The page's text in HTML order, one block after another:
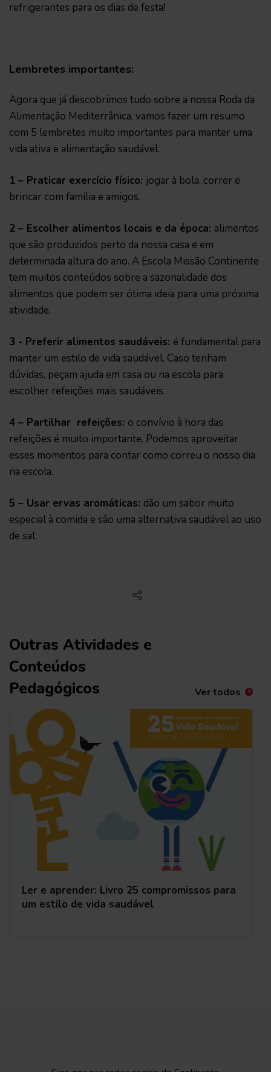
refrigerantes para os dias de festa!
Lembretes importantes:
Agora que já descobrimos tudo sobre a nossa Roda da
Alimentação Mediterrânica, vamos fazer um resumo
com 5 lembretes muito importantes para manter uma
vida ativa e alimentação saudável:
1 – Praticar exercício físico: jogar à bola, correr e
brincar com família e amigos.
2 – Escolher alimentos locais e da época: alimentos
que são produzidos perto da nossa casa e em
determinada altura do ano. A Escola Missão Continente
tem muitos conteúdos sobre a sazonalidade dos
alimentos que podem ser ótima ideia para uma próxima
atividade.
3 - Preferir alimentos saudáveis: é fundamental para
manter um estilo de vida saudável. Caso tenham
dúvidas, peçam ajuda em casa ou na escola para
escolher refeições mais saudáveis.
4 – Partilhar refeições: o convívio à hora das
refeições é muito importante. Podemos aproveitar
esses momentos para contar como correu o nosso dia
na escola.
5 – Usar ervas aromáticas: dão um sabor muito
especial à comida e são uma alternativa saudável ao uso
de sal.
Outras Atividades e
Conteúdos
Pedagógicos
Ver todos
Ler e aprender: Livro 25 compromissos para
um estilo de vida saudável